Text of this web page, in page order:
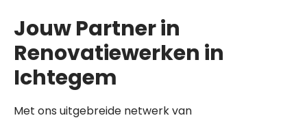
Jouw Partner in
Renovatiewerken in
Ichtegem
Met ons uitgebreide netwerk van